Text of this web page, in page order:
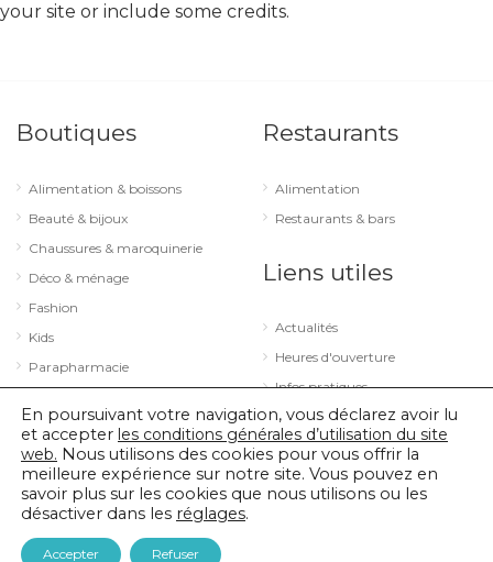
your site or include some credits.
Boutiques
Alimentation & boissons
Beauté & bijoux
Chaussures & maroquinerie
Déco & ménage
Fashion
Kids
Parapharmacie
Sport & loisirs
Technologie & optique
Restaurants
Alimentation
Restaurants & bars
Liens utiles
Actualités
Heures d'ouverture
Infos pratiques
© 2026 City Concorde |Mentions légales
En poursuivant votre navigation, vous déclarez avoir lu
et accepter les conditions générales d’utilisation du site
web. Nous utilisons des cookies pour vous offrir la
meilleure expérience sur notre site. Vous pouvez en
savoir plus sur les cookies que nous utilisons ou les
désactiver dans les réglages.
Accepter Refuser